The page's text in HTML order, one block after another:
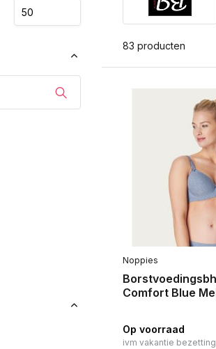
83 producten
Noppies
Comfort Blue
Op voorraad
ivm vakantie